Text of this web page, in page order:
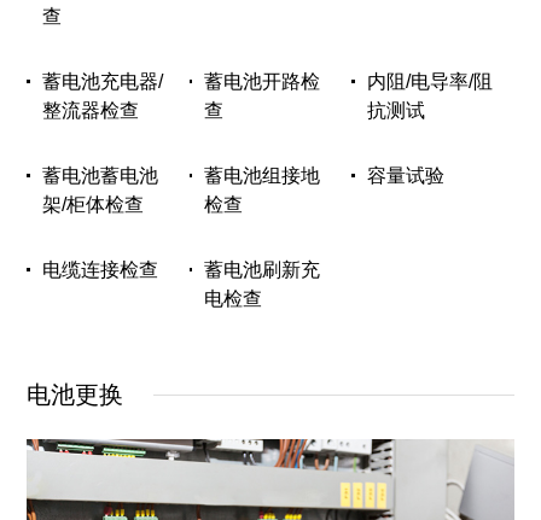
查
蓄电池充电器/
整流器检查
蓄电池开路检
查
内阻/电导率/阻
抗测试
蓄电池蓄电池
架/柜体检查
蓄电池组接地
检查
容量试验
电缆连接检查
蓄电池刷新充
电检查
电池更换